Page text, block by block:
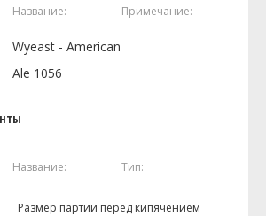
Название: Примечание:
Wyeast - American
Ale 1056
Название: Тип:
Размер партии перед кипячением